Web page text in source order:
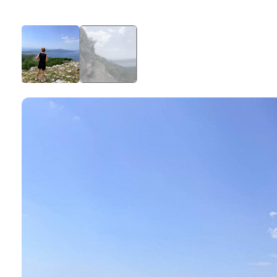
вел
нас
по
маршруту,